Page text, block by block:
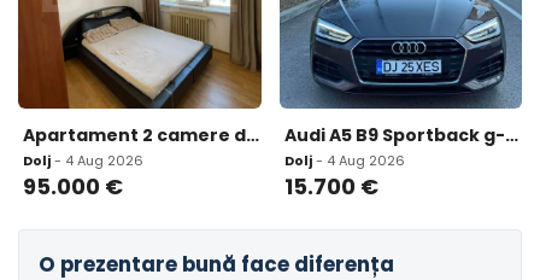
Apartament 2 camere decomandat 50 mp utili mobilat si uti
Dolj- 4 Aug 2026
95.000 €
Audi A5 B9 Sportback g-tron 15 700 eur
Dolj- 4 Aug 2026
15.700 €
O prezentare bună face diferența